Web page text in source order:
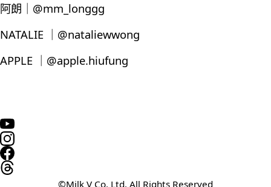
阿朗｜@mm_longgg
NATALIE ｜@nataliewwong
APPLE ｜@apple.hiufung
©Milk V Co. Ltd. All Rights Reserved